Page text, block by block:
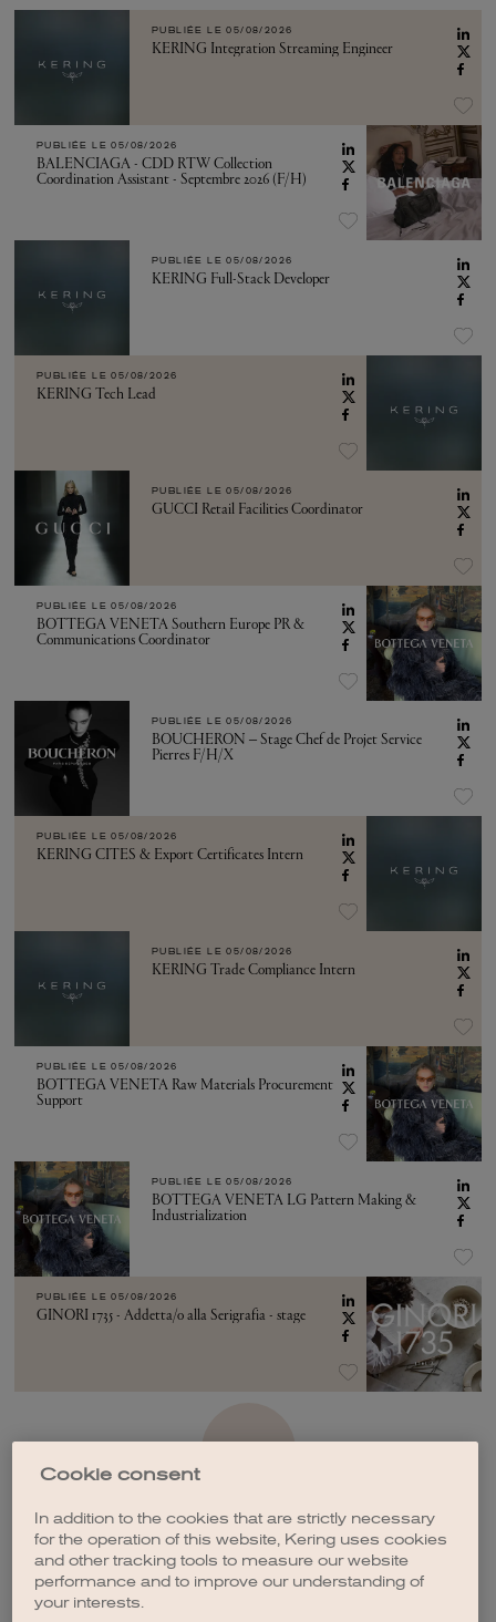
PUBLIÉE LE 05/08/2026
KERING Integration Streaming Engineer
PUBLIÉE LE 05/08/2026
BALENCIAGA - CDD RTW Collection
Coordination Assistant - Septembre 2026 (F/H)
PUBLIÉE LE 05/08/2026
KERING Full-Stack Developer
PUBLIÉE LE 05/08/2026
KERING Tech Lead
PUBLIÉE LE 05/08/2026
GUCCI Retail Facilities Coordinator
PUBLIÉE LE 05/08/2026
BOTTEGA VENETA Southern Europe PR &
Communications Coordinator
PUBLIÉE LE 05/08/2026
BOUCHERON – Stage Chef de Projet Service
Pierres F/H/X
PUBLIÉE LE 05/08/2026
KERING CITES & Export Certificates Intern
PUBLIÉE LE 05/08/2026
KERING Trade Compliance Intern
PUBLIÉE LE 05/08/2026
BOTTEGA VENETA Raw Materials Procurement
Support
PUBLIÉE LE 05/08/2026
BOTTEGA VENETA LG Pattern Making &
Industrialization
PUBLIÉE LE 05/08/2026
GINORI 1735 - Addetta/o alla Serigrafia - stage
CRÉER UNE ALERTE
Cookie consent
In addition to the cookies that are strictly necessary
for the operation of this website, Kering uses cookies
and other tracking tools to measure our website
performance and to improve our understanding of
your interests.